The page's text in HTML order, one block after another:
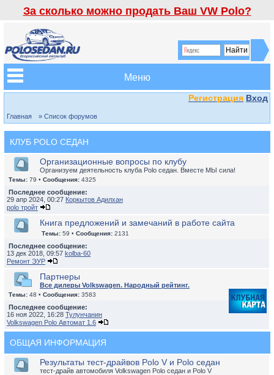
За сколько можно продать Ваш VW Polo?
Меню
Регистрация Вход
Главная » Список форумов
КЛУБ POLO СЕДАН
Организационные вопросы по клубу
Организуем деятельность клуба Polo седан. Вместе МЫ сила!
Темы: 79 • Сообщения: 4325
Последнее сообщение:
29 апр 2024, 00:27 Коркытов Адилхан
polo тройт
Книга предложений и замечаний в работе сайта
Темы: 59 • Сообщения: 2131
Последнее сообщение:
13 дек 2018, 09:57 kolba-60
Ремонт ЭУР
Партнеры
Все дилеры Volkswagen. Народный рейтинг.
Темы: 48 • Сообщения: 3583
Последнее сообщение:
16 ноя 2022, 16:28 Тулунчанин
Volkswagen Polo Автомат 1.6
ОБЩАЯ ИНФОРМАЦИЯ
Результаты тест-драйвов Polo V и Polo седан
тест-драйв автомобиля Volkswagen Polo седан и Polo V